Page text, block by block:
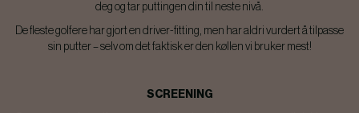
deg og tar puttingen din til neste nivå.
De fleste golfere har gjort en driver-fitting, men har aldri vurdert å tilpasse
sin putter – selv om det faktisk er den køllen vi bruker mest!
SCREENING